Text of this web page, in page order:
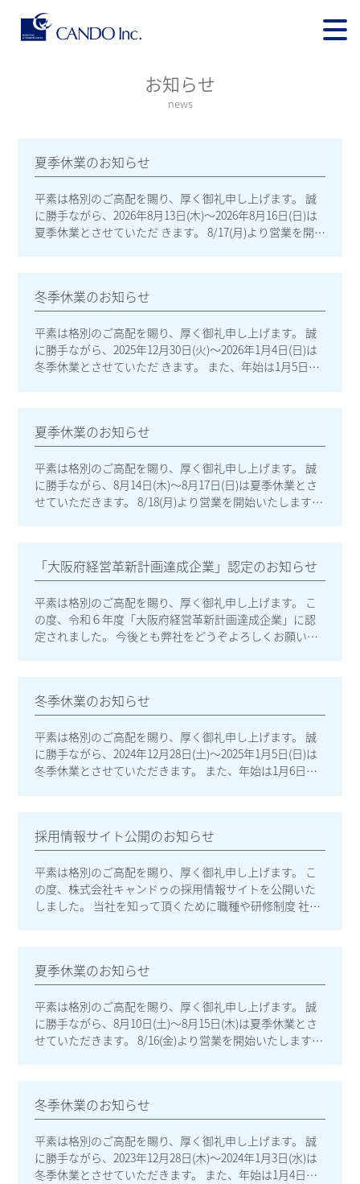
お知らせ
news
夏季休業のお知らせ
平素は格別のご高配を賜り、厚く御礼申し上げます。 誠
に勝手ながら、2026年8月13日(木)～2026年8月16日(日)は
夏季休業とさせていただ きます。 8/17(月)より営業を開始
。
冬季休業のお知らせ
平素は格別のご高配を賜り、厚く御礼申し上げます。 誠
に勝手ながら、2025年12月30日(火)～2026年1月4日(日)は
冬季休業とさせていただ きます。 また、年始は1月5日
よろしくお 願いいたします。
夏季休業のお知らせ
平素は格別のご高配を賜り、厚く御礼申し上げます。 誠
に勝手ながら、8月14日(木)～8月17日(日)は夏季休業とさ
せていただきます。 8/18(月)より営業を開始いたします。
「大阪府経営革新計画達成企業」認定のお知らせ
平素は格別のご高配を賜り、厚く御礼申し上げます。 こ
の度、令和６年度「大阪府経営革新計画達成企業」に認
定されました。 今後とも弊社をどうぞよろしくお願いい
冬季休業のお知らせ
平素は格別のご高配を賜り、厚く御礼申し上げます。 誠
に勝手ながら、2024年12月28日(土)～2025年1月5日(日)は
冬季休業とさせていただきます。 また、年始は1月6日
ろしくお願いいたします。
採用情報サイト公開のお知らせ
平素は格別のご高配を賜り、厚く御礼申し上げます。 こ
の度、株式会社キャンドゥの採用情報サイトを公開いた
しました。 当社を知って頂くために職種や研修制度 社員
ております。
夏季休業のお知らせ
平素は格別のご高配を賜り、厚く御礼申し上げます。 誠
に勝手ながら、8月10日(土)～8月15日(木)は夏季休業とさ
せていただきます。 8/16(金)より営業を開始いたします。
冬季休業のお知らせ
平素は格別のご高配を賜り、厚く御礼申し上げます。 誠
に勝手ながら、2023年12月28日(木)～2024年1月3日(水)は
冬季休業とさせていただきます。 また、年始は1月4日